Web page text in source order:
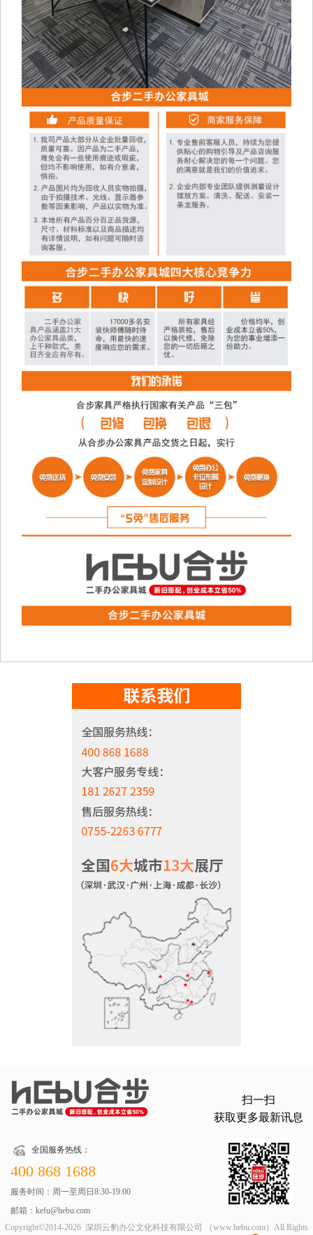
全国服务热线：
400 868 1688
服务时间：周一至周日8:30-19:00
邮箱：kefu@hebu.com
扫一扫
获取更多最新讯息
Copyright©2014-2026 深圳云豹办公文化科技有限公司 （www.hebu.com）All Rights